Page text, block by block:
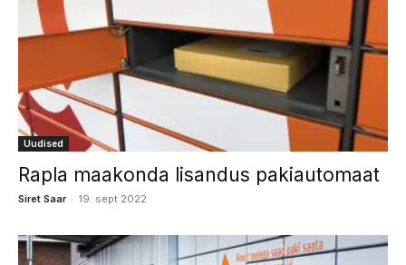
Uudised
Rapla maakonda lisandus pakiautomaat
Siret Saar - 19. sept 2022